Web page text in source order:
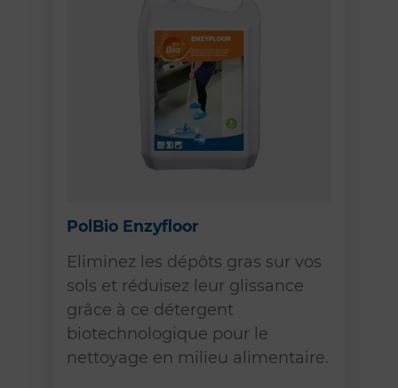
PolBio Enzyfloor
Eliminez les dépôts gras sur vos
sols et réduisez leur glissance
grâce à ce détergent
biotechnologique pour le
nettoyage en milieu alimentaire.